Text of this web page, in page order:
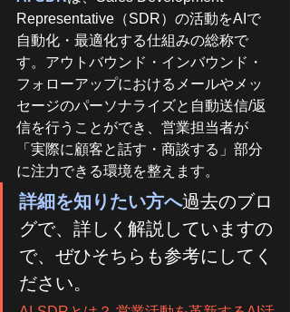
Representative（SDR）の活動をAIで
自動化・最適化する仕組みの総称で
す。アウトバウンド・インバウンド・
フォローアップにおけるメールやメッ
セージのパーソナライズと自動送信/返
信を行うことができ、営業担当者が
「実際に顧客と話す・商談する」部分
に注力できる環境を整えます。
詳細を知りたい方へ過去のブロ
グで、詳しく解説していますの
で、ぜひそちらも参考にしてく
ださい。